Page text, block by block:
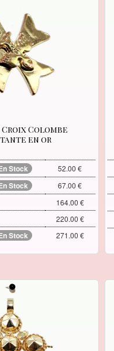
Colombe
en or
Stock
52.00 €
Stock
67.00 €
164.00 €
220.00 €
Stock 271.00 €